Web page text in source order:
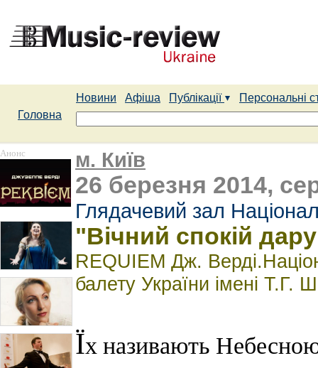
Новини Афіша Публікації
Персональні
Головна
Анонс м. Київ
26 березня 2014,
Глядачевий зал
"Вічний спокій
REQUIEM Дж.
балету України імені Т.Г.
Їх називають